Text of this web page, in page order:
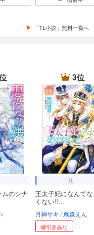
「TL小説」無料一覧へ
のシナ
3位
TL
王太子妃になんて
くない!!...
月神サキ 蔦森えん
値引きあり